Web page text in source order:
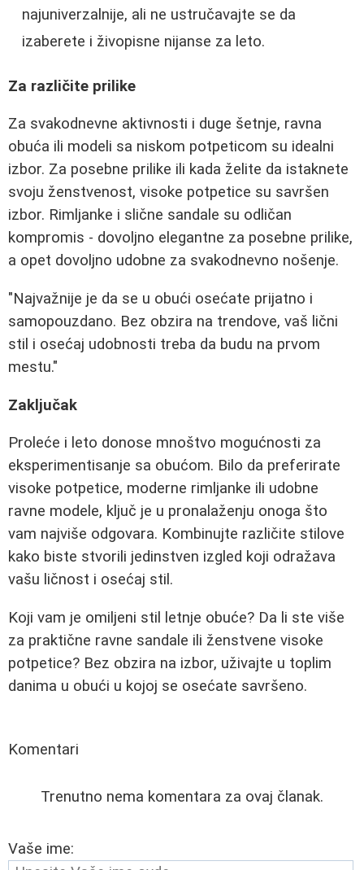
najuniverzalnije, ali ne ustručavajte se da
izaberete i živopisne nijanse za leto.
Za različite prilike
Za svakodnevne aktivnosti i duge šetnje, ravna
obuća ili modeli sa niskom potpeticom su idealni
izbor. Za posebne prilike ili kada želite da istaknete
svoju ženstvenost, visoke potpetice su savršen
izbor. Rimljanke i slične sandale su odličan
kompromis - dovoljno elegantne za posebne prilike,
a opet dovoljno udobne za svakodnevno nošenje.
"Najvažnije je da se u obući osećate prijatno i
samopouzdano. Bez obzira na trendove, vaš lični
stil i osećaj udobnosti treba da budu na prvom
mestu."
Zaključak
Proleće i leto donose mnoštvo mogućnosti za
eksperimentisanje sa obućom. Bilo da preferirate
visoke potpetice, moderne rimljanke ili udobne
ravne modele, ključ je u pronalaženju onoga što
vam najviše odgovara. Kombinujte različite stilove
kako biste stvorili jedinstven izgled koji odražava
vašu ličnost i osećaj stil.
Koji vam je omiljeni stil letnje obuće? Da li ste više
za praktične ravne sandale ili ženstvene visoke
potpetice? Bez obzira na izbor, uživajte u toplim
danima u obući u kojoj se osećate savršeno.
Komentari
Trenutno nema komentara za ovaj članak.
Vaše ime: